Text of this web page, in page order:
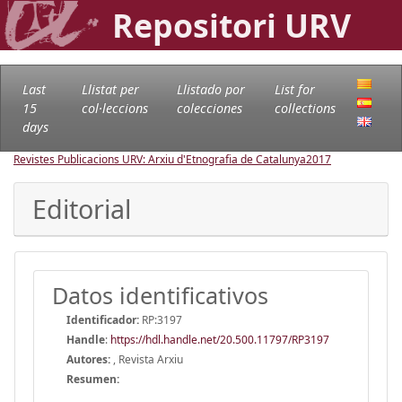
Repositori URV
Last
15
days
Llistat per
col·leccions
Llistado por
colecciones
List for
collections
Revistes Publicacions URV: Arxiu d'Etnografia de Catalunya2017
Editorial
Datos identificativos
Identificador: RP:3197
Handle: https://hdl.handle.net/20.500.11797/RP3197
Autores: , Revista Arxiu
Resumen: